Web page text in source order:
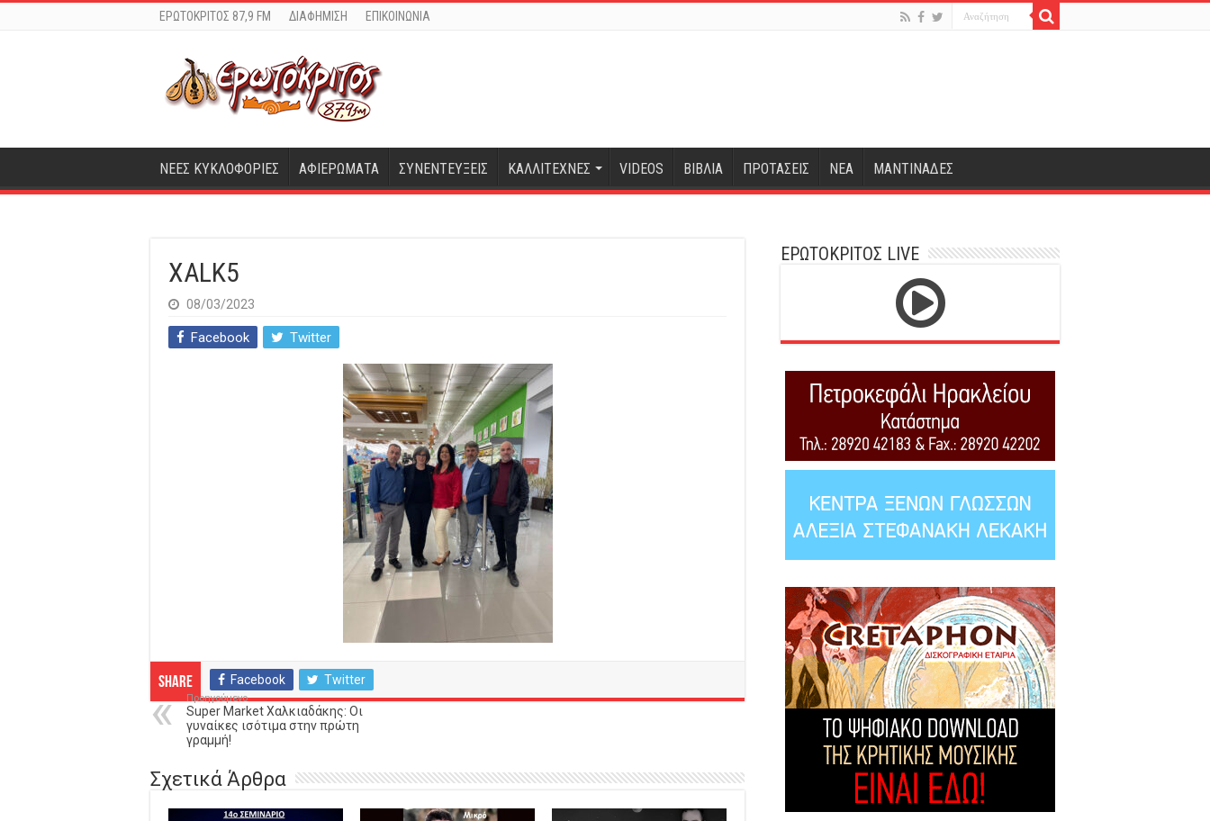
ΕΡΩΤΟΚΡΙΤΟΣ 87,9 FM ΔΙΑΦΗΜΙΣΗ ΕΠΙΚΟΙΝΩΝΙΑ
ΝΕΕΣ ΚΥΚΛΟΦΟΡΙΕΣ ΑΦΙΕΡΩΜΑΤΑ ΣΥΝΕΝΤΕΥΞΕΙΣ ΚΑΛΛΙΤΕΧΝΕΣ VIDEOS ΒΙΒΛΙΑ ΠΡΟΤΑΣΕΙΣ ΝΕΑ ΜΑΝΤΙΝΑΔΕΣ
XALK5
08/03/2023
Facebook Twitter
Share Facebook Twitter
Προηγούμενο
Super Market Χαλκιαδάκης: Οι
γυναίκες ισότιμα στην πρώτη
γραμμή!
Σχετικά Άρθρα
ΕΡΩΤΟΚΡΙΤΟΣ LIVE